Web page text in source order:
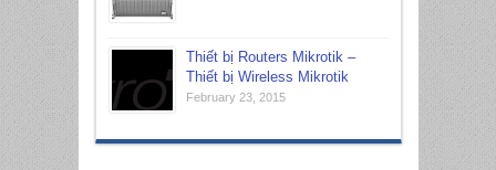
Thiết bị Routers Mikrotik –
Thiết bị Wireless Mikrotik
February 23, 2015